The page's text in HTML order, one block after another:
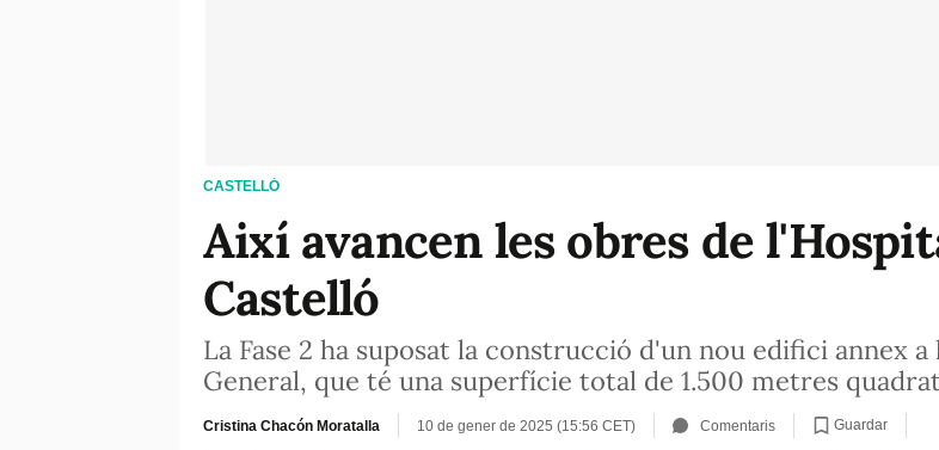
CASTELLÓ
Així avancen les obres de
Castelló
La Fase 2 ha suposat la construcció d'un nou edifici annex
General, que té una superfície total de 1.500 metres
Cristina Chacón Moratalla 10 de gener de 2025 (15:56 CET) Comentaris Guardar